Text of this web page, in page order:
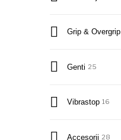
Grip & Overgrip
Genti 25
Vibrastop 16
Accesorii 28